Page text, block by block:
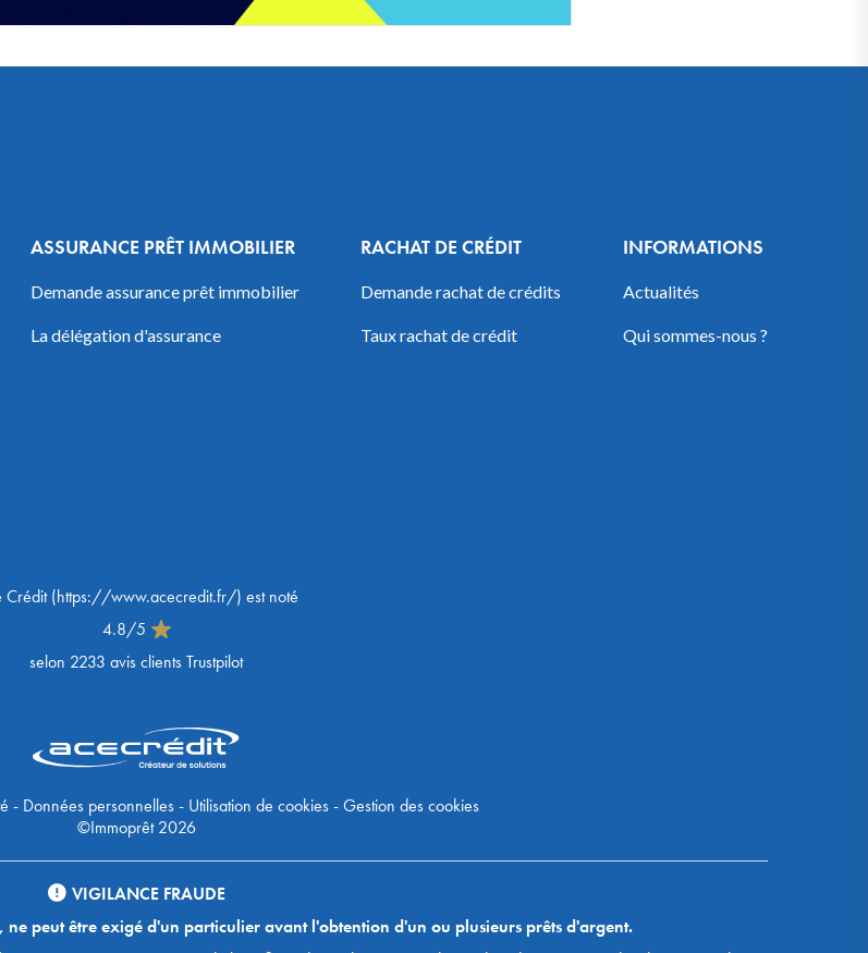
ASSURANCE PRÊT IMMOBILIER
Demande assurance prêt immobilier
La délégation d'assurance
RACHAT DE CRÉDIT
Demande rachat de crédits
Taux rachat de crédit
INFORMATIONS
Actualités
Qui sommes-nous ?
Crédit(https://www.acecredit.fr/) est noté
4.8/5
selon 2233 avis clients Trustpilot
- Données personnelles- Utilisation de cookies-Gestion des cookies
©Immoprêt 2026
VIGILANCE FRAUDE
ne peut être exigé d'un particulier avant l'obtention d'un ou plusieurs prêts d'argent.